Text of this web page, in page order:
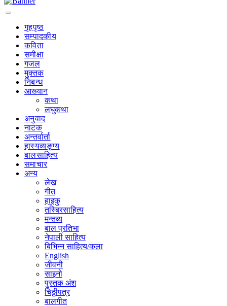
गृहपृष्‍ठ
सम्पादकीय
कविता
समीक्षा
गजल
मुक्तक
निबन्ध
आख्यान
कथा
लघुकथा
अनुवाद
नाटक
अन्तर्वार्ता
हास्यव्यङ्ग्य
बालसाहित्य
समाचार
अन्य
लेख
गीत
हाइकु
तस्बिरसाहित्य
मन्तव्य
बाल प्रतिभा
नेपाली साहित्य
बिभिन्न साहित्य/कला
English
जीवनी
साइनो
पुस्तक अंश
चिठ्ठीपत्र
बालगीत